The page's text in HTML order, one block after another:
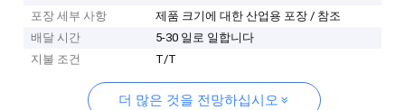
포장 세부 사항
제품 크기에 대한 산업용 포장 / 참조
배달 시간
5-30 일로 일합니다
지불 조건
T/T
더 많은 것을 전망하십시오